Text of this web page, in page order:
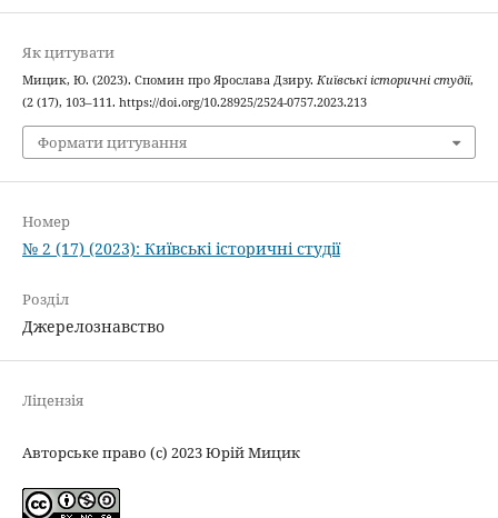
Як цитувати
Мицик, Ю. (2023). Спомин про Ярослава Дзиру. Київські історичні студії,
(2 (17), 103–111. https://doi.org/10.28925/2524-0757.2023.213
Формати цитування
Номер
№ 2 (17) (2023): Київські історичні студії
Розділ
Джерелознавство
Ліцензія
Авторське право (c) 2023 Юрій Мицик